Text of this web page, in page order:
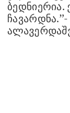
ბედნიერია.